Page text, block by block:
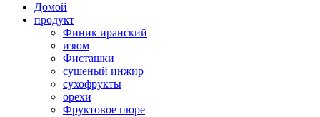
Домой
продукт
Финик иранский
изюм
Фисташки
сушеный инжир
сухофрукты
орехи
Фруктовое пюре